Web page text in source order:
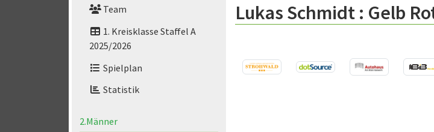
Team
1. Kreisklasse Staffel A
2025/2026
Spielplan
Statistik
2.Männer
Lukas Schmidt : Gelb